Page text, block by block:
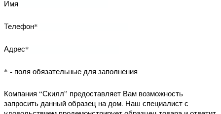
звонок. Наш специалист свяжется с
Вами и уточнит Ваши вопросы.
Для того, чтобы заказать обратный
форму.
Имя